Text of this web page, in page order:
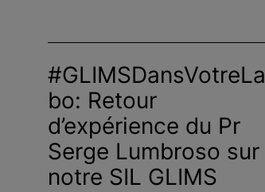
#GLIMSDansVotreLa
bo: Retour
d’expérience du Pr
Serge Lumbroso sur
notre SIL GLIMS